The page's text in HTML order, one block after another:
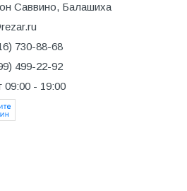
камень
материал
доска
Саввино, Балашиха
730-88-68
499-22-92
09:00 - 19:00